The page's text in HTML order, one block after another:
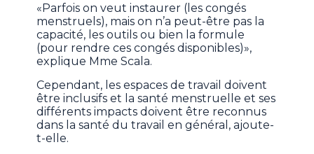
«Parfois on veut instaurer (les congés
menstruels), mais on n’a peut-être pas la
capacité, les outils ou bien la formule
(pour rendre ces congés disponibles)»,
explique Mme Scala.
Cependant, les espaces de travail doivent
être inclusifs et la santé menstruelle et ses
différents impacts doivent être reconnus
dans la santé du travail en général, ajoute-
t-elle.